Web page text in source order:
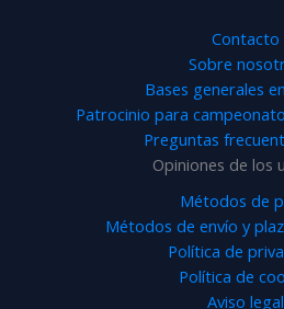
Contacto
Sobre
Bases generales
Patrocinio para
Preguntas
Opiniones de los
Métodos de
Métodos de envío y
Política de
Política de
Aviso legal